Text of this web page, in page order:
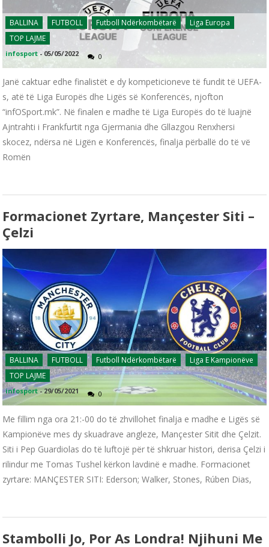
BALLINA FUTBOLL Futboll Ndërkombëtarë
Liga Europa
TOP LAJME
infosport - 05/05/2022 0
Janë caktuar edhe finalistët e dy kompeticioneve të fundit të UEFA-
s, atë të Liga Europës dhe Ligës së Konferencës, njofton
“infOSport.mk”. Në finalen e madhe të Liga Europës do të luajnë
Ajntrahti i Frankfurtit nga Gjermania dhe Gllazgou Renxhersi
skocez, ndërsa në Ligën e Konferencës, finalja përballë do të vë
Romën
Formacionet Zyrtare, Mançester Siti –
Çelzi
BALLINA FUTBOLL Futboll Ndërkombëtarë
Liga E Kampionëve
TOP LAJME
infosport -29/05/2021 0
Me fillim nga ora 21:-00 do të zhvillohet finalja e madhe e Ligës së
Kampionëve mes dy skuadrave angleze, Mançester Sitit dhe Çelzit.
Siti i Pep Guardiolas do të luftojë për të shkruar histori, derisa Çelzi i
rilindur me Tomas Tushel kërkon lavdinë e madhe. Formacionet
zyrtare: MANÇESTER SITI: Ederson; Walker, Stones, Rúben Dias,
Stambolli Jo, Por As Londra! Njihuni Me